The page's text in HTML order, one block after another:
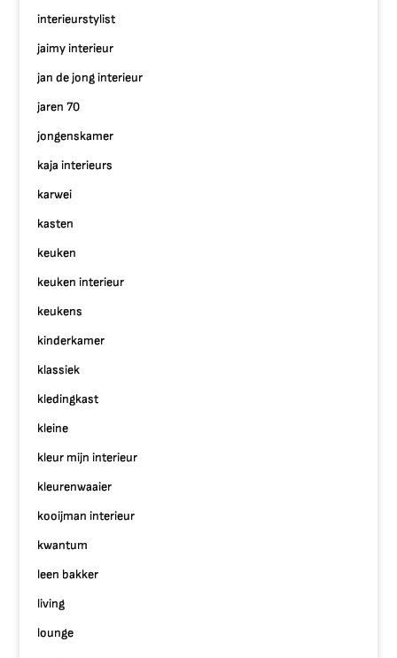
interieurstylist
jaimy interieur
jan de jong interieur
jaren 70
jongenskamer
kaja interieurs
karwei
kasten
keuken
keuken interieur
keukens
kinderkamer
klassiek
kledingkast
kleine
kleur mijn interieur
kleurenwaaier
kooijman interieur
kwantum
leen bakker
living
lounge